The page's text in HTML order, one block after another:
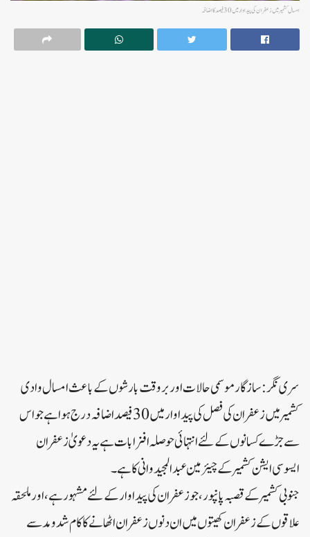
امسال کشمیر میں زعفران کی پیدا وار میں 30 فیصد کا اضافہ
سری نگر:ساز گار موسمی حالات اور بر وقت بارشوں کے باعث امسال وادی
کشمیر میں زعفران کی فصل کی پیدا وار میں 30 فیصد اضافہ درج ہوا ہے جو اس
سے جڑے کسانوں کے لئے انتہائی حوصلہ افزا بات ہے یہ دعویٰ زعفران
ایسوسی ایشن کشمیر کے چیئر مین عبدالمجید وانی کا ہے۔
جنوبی کشمیر کے قصبہ پانپور، جو زعفران کی پیدا وار کے لئے مشہور ہے، اور ملحقہ
علاقوں کے زعفران کھیتوں میں ان دنوں زعفران اٹھانے کا کام شد و مد سے